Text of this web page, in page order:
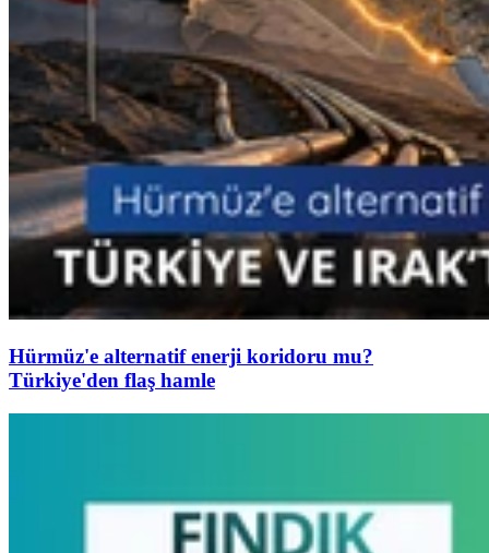
Hürmüz'e alternatif enerji koridoru mu?
Türkiye'den flaş hamle